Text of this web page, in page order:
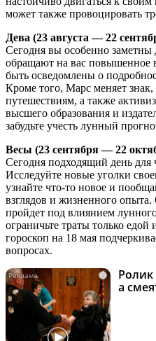
может также провоцировать
Дева (23 августа — 22
Сегодня вы особенно
обращают на вас повышенное
быть осведомлены о
Кроме того, Марс меняет
путешествиям, а также
высшего образования и
забудьте учесть лунный
Весы (23 сентября — 22
Сегодня подходящий день для
Исследуйте новые уголки
узнайте что-то новое и
взглядов и жизненного опыта.
пройдет под влиянием
ограничьте траты только
гороскоп на 18 мая
вопросах.
i
Ролик
а